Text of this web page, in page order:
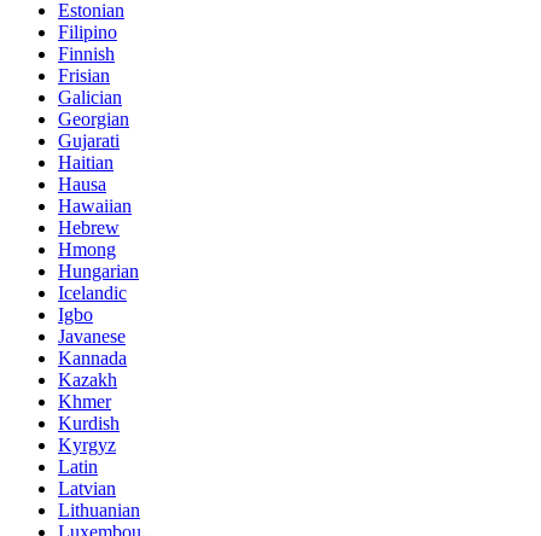
Estonian
Filipino
Finnish
Frisian
Galician
Georgian
Gujarati
Haitian
Hausa
Hawaiian
Hebrew
Hmong
Hungarian
Icelandic
Igbo
Javanese
Kannada
Kazakh
Khmer
Kurdish
Kyrgyz
Latin
Latvian
Lithuanian